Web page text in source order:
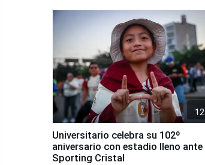
12
Universitario celebra su 102º
aniversario con estadio lleno ante
Sporting Cristal